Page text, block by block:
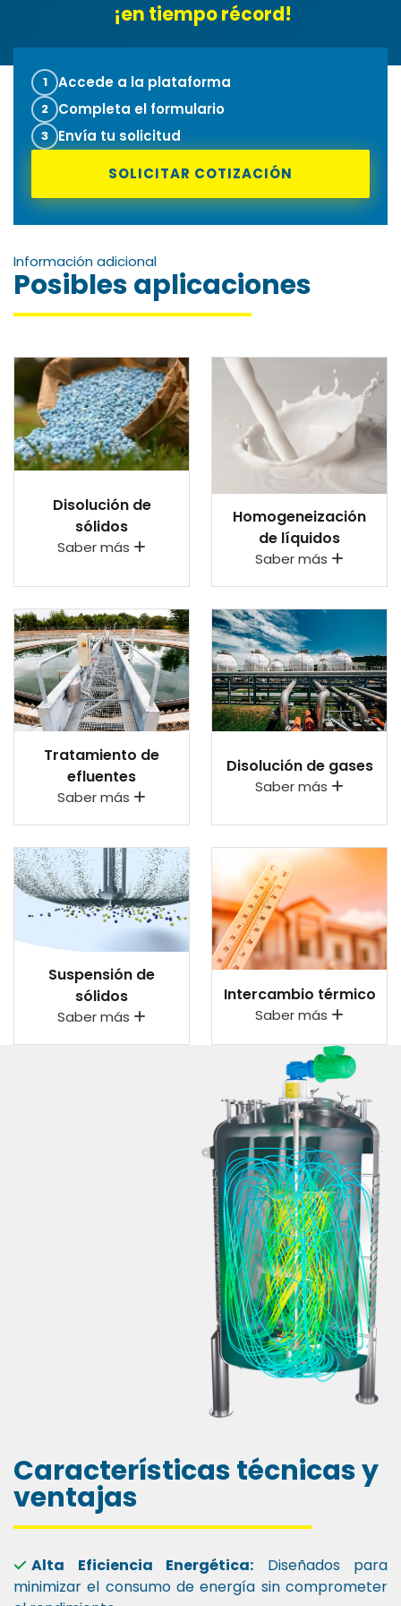
cualquier escala.
hidrodinámicosuperior,
nuestros agitadores garantizan
una operación continua y
estable, ofreciendo resultados
superiores y acelerando el ciclo
de procesamiento sin
comprometer la integridad del
equipo.
¡en tiempo récord!
1 Accede a la plataforma
2 Completa el formulario
3
Envía tu solicitud
SOLICITAR COTIZACIÓN
Información adicional
Posibles aplicaciones
Disolución de
sólidos
Saber más
Homogeneización
de líquidos
Saber más
Tratamiento de
efluentes
Saber más
Disolución de gases
Saber más
Suspensión de
sólidos
Saber más
Intercambio térmico
Saber más
Características técnicas y
ventajas
Alta Eficiencia Energética: Diseñados para
minimizar el consumo de energía sin comprometer